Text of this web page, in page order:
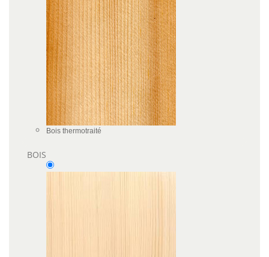
Bois thermotraité
BOIS